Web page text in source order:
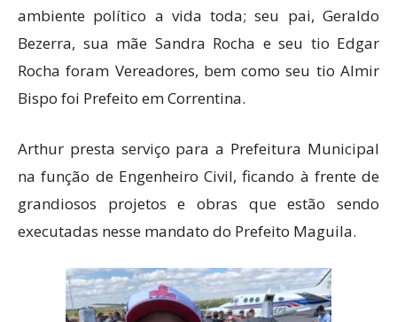
ambiente político a vida toda; seu pai, Geraldo
Bezerra, sua mãe Sandra Rocha e seu tio Edgar
Rocha foram Vereadores, bem como seu tio Almir
Bispo foi Prefeito em Correntina.
Arthur presta serviço para a Prefeitura Municipal
na função de Engenheiro Civil, ficando à frente de
grandiosos projetos e obras que estão sendo
executadas nesse mandato do Prefeito Maguila.